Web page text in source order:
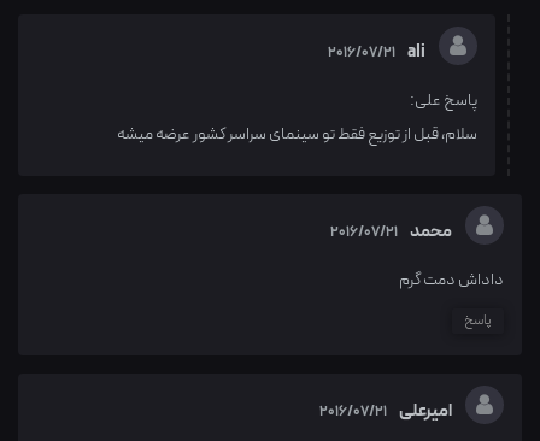
ali
2016/07/21
پاسخ علی:
سلام، قبل از توزیع فقط تو سینمای سراسر کشور عرضه میشه
محمد 2016/07/21
داداش دمت گرم
پاسخ
امیرعلی 2016/07/21